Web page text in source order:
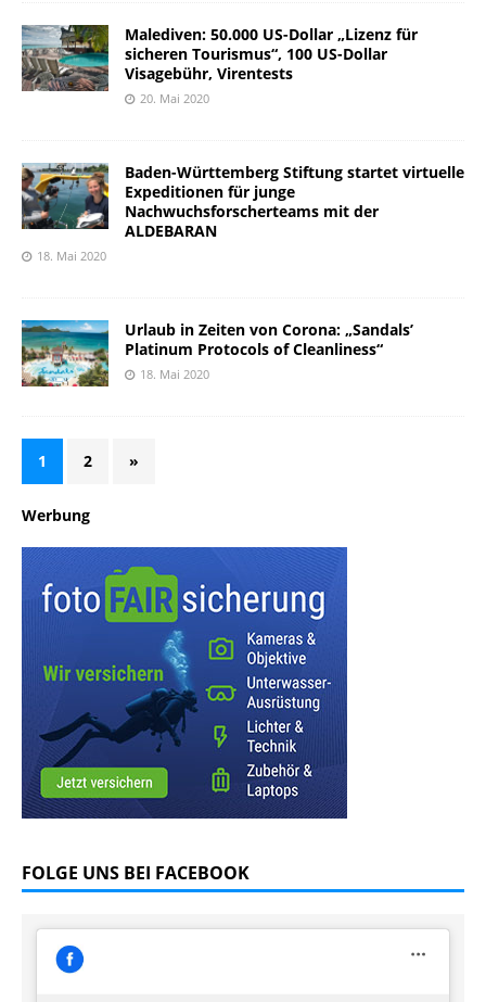
Malediven: 50.000 US-Dollar „Lizenz für
sicheren Tourismus“, 100 US-Dollar
Visagebühr, Virentests
20. Mai 2020
Baden-Württemberg Stiftung startet virtuelle
Expeditionen für junge
Nachwuchsforscherteams mit der
ALDEBARAN
18. Mai 2020
Urlaub in Zeiten von Corona: „Sandals’
Platinum Protocols of Cleanliness“
18. Mai 2020
1 2 »
Werbung
FOLGE UNS BEI FACEBOOK